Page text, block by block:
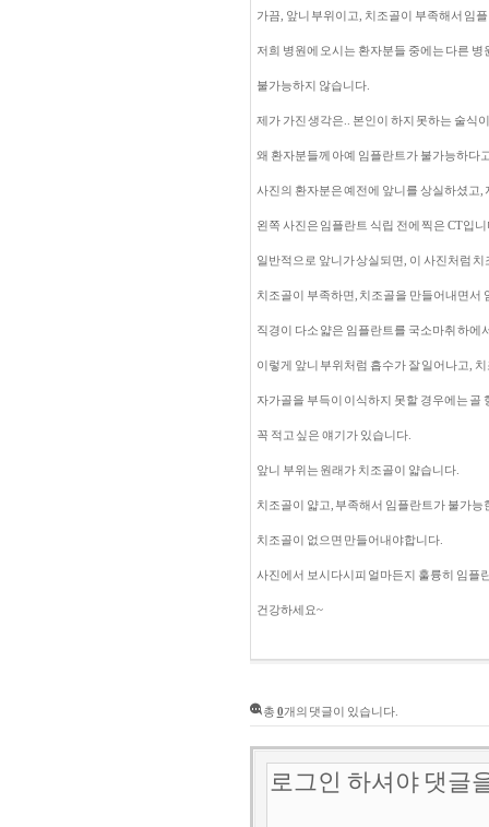
가끔, 앞니 부위이고, 치조골이 부족해서 임
저희 병원에 오시는 환자분들 중에는 다른
불가능하지 않습니다.
제가 가진 생각은.. 본인이 하지 못하는 술식
왜 환자분들께 아예 임플란트가 불가능하다
사진의 환자분은 예전에 앞니를 상실하셨고,
왼쪽 사진은 임플란트 식립 전에 찍은 CT입
일반적으로 앞니가 상실되면, 이 사진처럼
치조골이 부족하면, 치조골을 만들어내면서
직경이 다소 얇은 임플란트를 국소마취 하
이렇게 앞니 부위처럼 흡수가 잘 일어나고,
자가골을 부득이 이식하지 못할 경우에는 골
꼭 적고 싶은 얘기가 있습니다.
앞니 부위는 원래가 치조골이 얇습니다.
치조골이 얇고, 부족해서 임플란트가 불가능
치조골이 없으면 만들어내야합니다.
사진에서 보시다시피 얼마든지 훌륭히 임플
건강하세요~
총 0개의 댓글이 있습니다.